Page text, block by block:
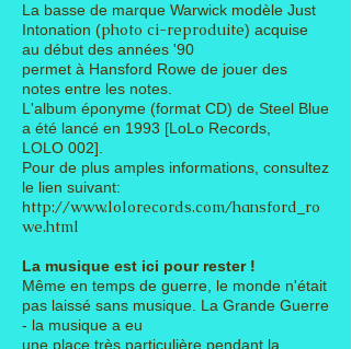
La basse de marque Warwick modèle Just
Intonation (photo ci-reproduite) acquise
au début des années '90
permet à Hansford Rowe de jouer des
notes entre les notes.
L'album éponyme (format CD) de Steel Blue
a été lancé en 1993 [LoLo Records,
LOLO 002].
Pour de plus amples informations, consultez
le lien suivant:
http://www.lolorecords.com/hansford_ro
we.html
La musique est ici pour rester !
Même en temps de guerre, le monde n'était
pas laissé sans musique. La Grande Guerre
- la musique a eu
une place très particulière pendant la